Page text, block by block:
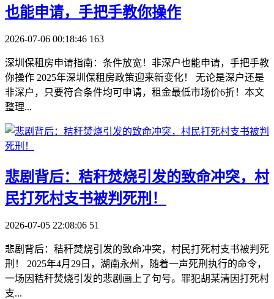
也能申请，手把手教你操作
2026-07-06 00:18:46 163
深圳保租房申请指南：条件放宽！非深户也能申请，手把手教
你操作 2025年深圳保租房政策迎来新变化！ 无论是深户还是
非深户，只要符合条件均可申请，租金最低市场价6折！本文
整理...
​悲剧背后：秸秆焚烧引发的致命冲突，村
民打死村支书被判死刑！
2026-07-05 22:08:06 51
悲剧背后：秸秆焚烧引发的致命冲突，村民打死村支书被判死
刑！ 2025年4月29日，湖南永州，随着一声死刑执行的命令，
一场因秸秆焚烧引发的悲剧画上了句号。罪犯胡某清因打死村
支...